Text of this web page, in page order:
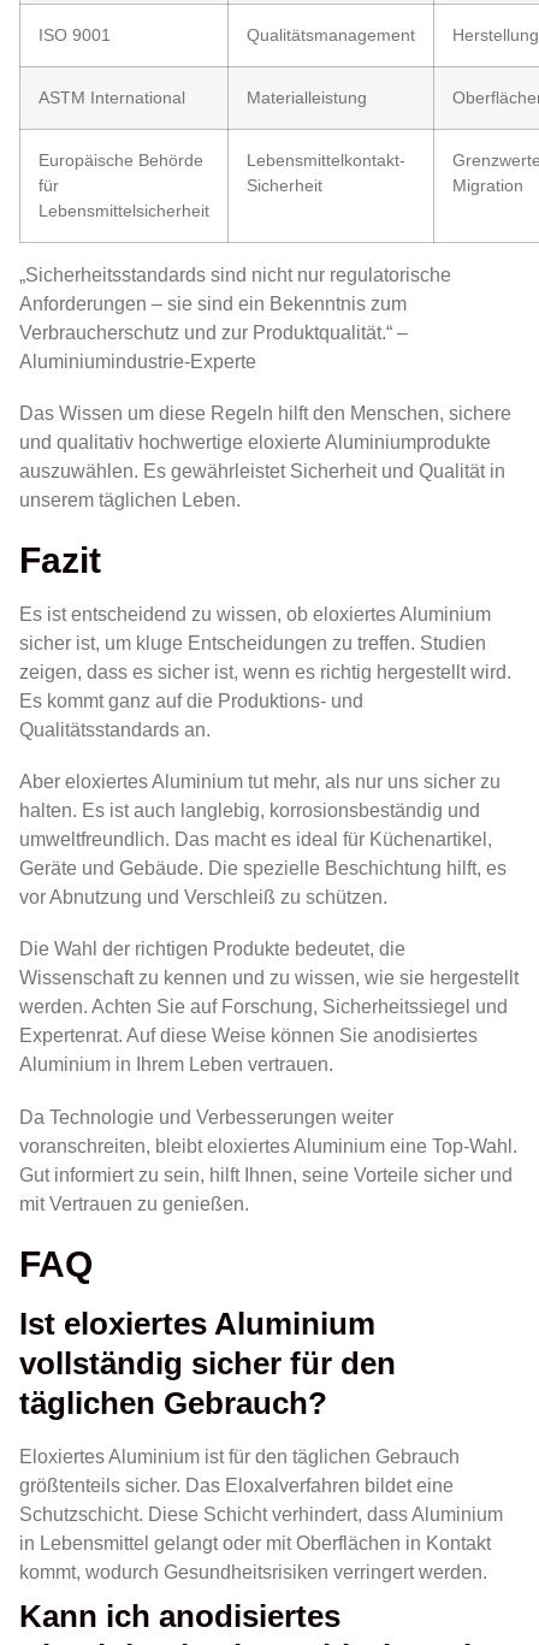
ISO 9001 Qualitätsmanagement
ASTM International Materialleistung
Europäische Behörde
für
Lebensmittelsicherheit
Lebensmittelkontakt-
Sicherheit
Migration
„Sicherheitsstandards sind nicht nur regulatorische
Anforderungen – sie sind ein Bekenntnis zum
Verbraucherschutz und zur Produktqualität.“ –
Aluminiumindustrie-Experte
Das Wissen um diese Regeln hilft den Menschen, sichere
und qualitativ hochwertige eloxierte Aluminiumprodukte
auszuwählen. Es gewährleistet Sicherheit und Qualität in
unserem täglichen Leben.
Fazit
Es ist entscheidend zu wissen, ob eloxiertes Aluminium
sicher ist, um kluge Entscheidungen zu treffen. Studien
zeigen, dass es sicher ist, wenn es richtig hergestellt wird.
Es kommt ganz auf die Produktions- und
Qualitätsstandards an.
Aber eloxiertes Aluminium tut mehr, als nur uns sicher zu
halten. Es ist auch langlebig, korrosionsbeständig und
umweltfreundlich. Das macht es ideal für Küchenartikel,
Geräte und Gebäude. Die spezielle Beschichtung hilft, es
vor Abnutzung und Verschleiß zu schützen.
Die Wahl der richtigen Produkte bedeutet, die
Wissenschaft zu kennen und zu wissen, wie sie hergestellt
werden. Achten Sie auf Forschung, Sicherheitssiegel und
Expertenrat. Auf diese Weise können Sie anodisiertes
Aluminium in Ihrem Leben vertrauen.
Da Technologie und Verbesserungen weiter
voranschreiten, bleibt eloxiertes Aluminium eine Top-Wahl.
Gut informiert zu sein, hilft Ihnen, seine Vorteile sicher und
mit Vertrauen zu genießen.
FAQ
Ist eloxiertes Aluminium
vollständig sicher für den
täglichen Gebrauch?
Eloxiertes Aluminium ist für den täglichen Gebrauch
größtenteils sicher. Das Eloxalverfahren bildet eine
Schutzschicht. Diese Schicht verhindert, dass Aluminium
in Lebensmittel gelangt oder mit Oberflächen in Kontakt
kommt, wodurch Gesundheitsrisiken verringert werden.
Kann ich anodisiertes